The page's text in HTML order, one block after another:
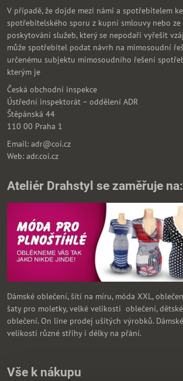
V případě, že dojde mezi námi a spotřebitelem
spotřebitelského sporu z kupní smlouvy nebo ze
poskytování služeb, který se nepodaří vyřešit
může spotřebitel podat návrh na mimosoudní
určenému subjektu mimosoudního řešení
kterým je
Česká obchodní inspekce
Ústřední inspektorát – oddělení ADR
Štěpánská 44
110 00 Praha 1
Email: adr@coi.cz
Web: adr.coi.cz
Ateliér Drahstyl se zaměřuje na:
Dámské oblečení, šítí na míru, móda XXL,
šaty pro moletky, velké velikosti oblečení,
oblečení. On line prodej ušitých výrobků.
velikostí různé střihy i délky na přání.
Vše k nákupu